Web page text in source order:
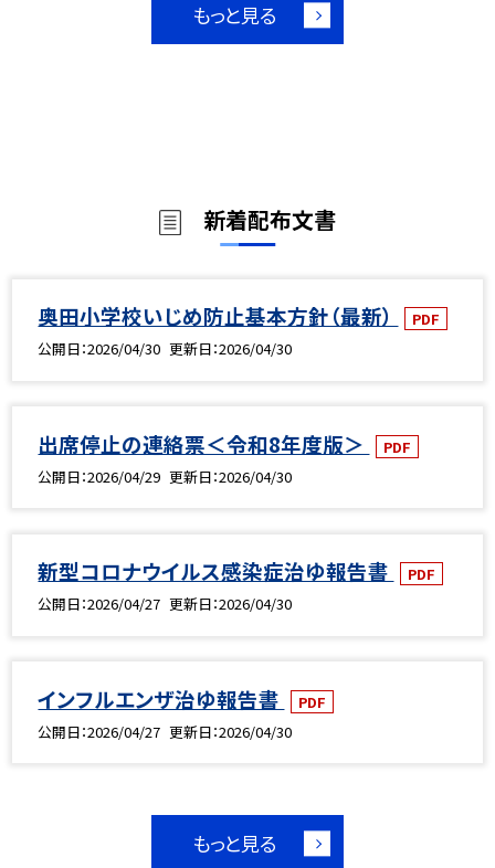
もっと見る
新着配布文書
奥田小学校いじめ防止基本方針（最新）
PDF
公開日 2026/04/30 更新日 2026/04/30
出席停止の連絡票＜令和8年度版＞
PDF
公開日 2026/04/29 更新日 2026/04/30
新型コロナウイルス感染症治ゆ報告書
PDF
公開日 2026/04/27 更新日 2026/04/30
インフルエンザ治ゆ報告書
PDF
公開日 2026/04/27 更新日 2026/04/30
もっと見る